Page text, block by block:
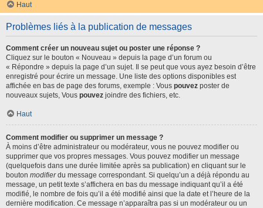
Haut
Problèmes liés à la publication de messages
Comment créer un nouveau sujet ou poster une réponse ?
Cliquez sur le bouton « Nouveau » depuis la page d’un forum ou
« Répondre » depuis la page d’un sujet. Il se peut que vous ayez besoin d’être
enregistré pour écrire un message. Une liste des options disponibles est
affichée en bas de page des forums, exemple : Vous pouvez poster de
nouveaux sujets, Vous pouvez joindre des fichiers, etc.
Haut
Comment modifier ou supprimer un message ?
À moins d’être administrateur ou modérateur, vous ne pouvez modifier ou
supprimer que vos propres messages. Vous pouvez modifier un message
(quelquefois dans une durée limitée après sa publication) en cliquant sur le
bouton modifierdu message correspondant. Si quelqu’un a déjà répondu au
message, un petit texte s’affichera en bas du message indiquant qu’il a été
modifié, le nombre de fois qu’il a été modifié ainsi que la date et l’heure de la
dernière modification. Ce message n’apparaîtra pas si un modérateur ou un